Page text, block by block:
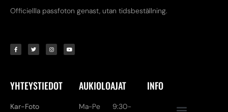
Officiellla passfoton genast, utan tidsbeställning.
YHTEYSTIEDOT
Kar-Foto
AUKIOLOAJAT
Ma-Pe 9:30-
INFO